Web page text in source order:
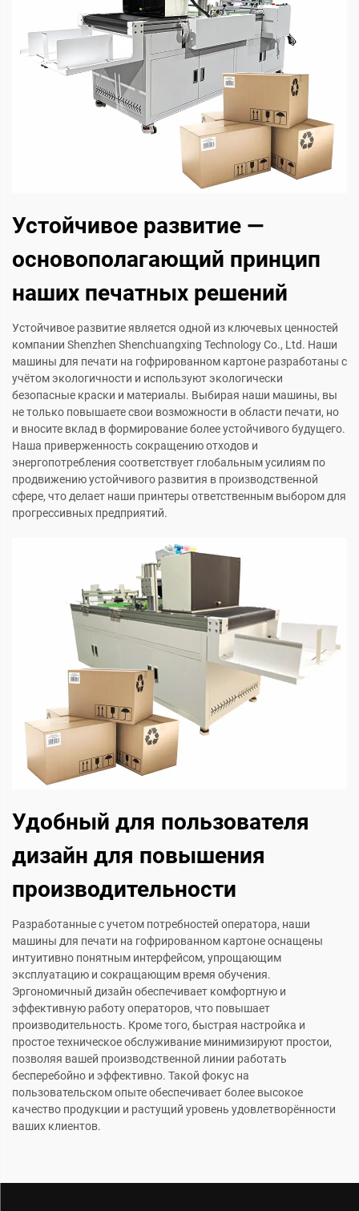
Устойчивое развитие —
основополагающий принцип
наших печатных решений
Устойчивое развитие является одной из ключевых ценностей
компании Shenzhen Shenchuangxing Technology Co., Ltd. Наши
машины для печати на гофрированном картоне разработаны с
учётом экологичности и используют экологически
безопасные краски и материалы. Выбирая наши машины, вы
не только повышаете свои возможности в области печати, но
и вносите вклад в формирование более устойчивого будущего.
Наша приверженность сокращению отходов и
энергопотребления соответствует глобальным усилиям по
продвижению устойчивого развития в производственной
сфере, что делает наши принтеры ответственным выбором для
прогрессивных предприятий.
Удобный для пользователя
дизайн для повышения
производительности
Разработанные с учетом потребностей оператора, наши
машины для печати на гофрированном картоне оснащены
интуитивно понятным интерфейсом, упрощающим
эксплуатацию и сокращающим время обучения.
Эргономичный дизайн обеспечивает комфортную и
эффективную работу операторов, что повышает
производительность. Кроме того, быстрая настройка и
простое техническое обслуживание минимизируют простои,
позволяя вашей производственной линии работать
бесперебойно и эффективно. Такой фокус на
пользовательском опыте обеспечивает более высокое
качество продукции и растущий уровень удовлетворённости
ваших клиентов.